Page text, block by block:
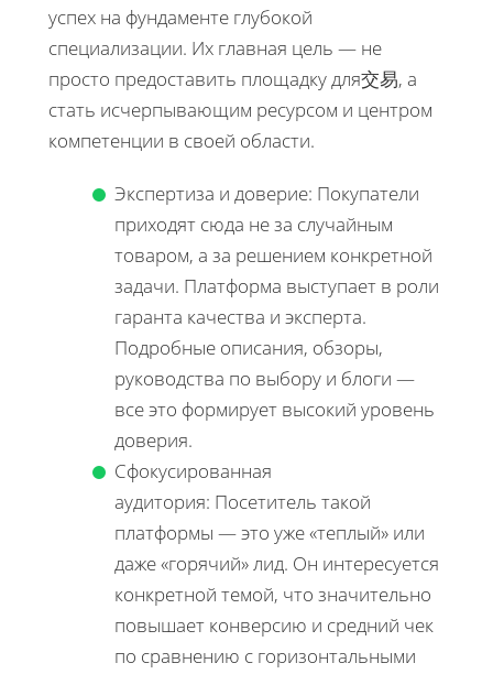
успех на фундаменте глубокой
специализации. Их главная цель — не
просто предоставить площадку для交易, а
стать исчерпывающим ресурсом и центром
компетенции в своей области.
Экспертиза и доверие: Покупатели
приходят сюда не за случайным
товаром, а за решением конкретной
задачи. Платформа выступает в роли
гаранта качества и эксперта.
Подробные описания, обзоры,
руководства по выбору и блоги —
все это формирует высокий уровень
доверия.
Сфокусированная
аудитория: Посетитель такой
платформы — это уже «теплый» или
даже «горячий» лид. Он интересуется
конкретной темой, что значительно
повышает конверсию и средний чек
по сравнению с горизонтальными